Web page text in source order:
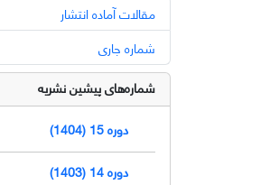
مقالات آماده انتشار
شماره جاری
شماره‌های پیشین نشریه
دوره 15 (1404)
دوره 14 (1403)